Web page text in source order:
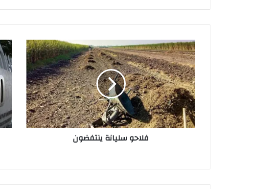
د
ا
ل
إ
ل
ك
ت
ر
و
ن
فلاحو سليانة ينتفضون